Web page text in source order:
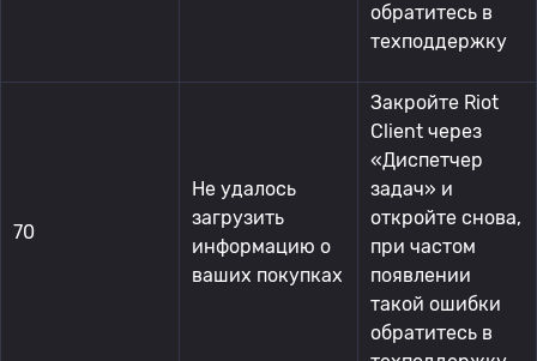
обратитесь в
техподдержку
70
Не удалось
загрузить
информацию о
ваших покупках
Закройте Riot
Client через
«Диспетчер
задач» и
откройте снова,
при частом
появлении
такой ошибки
обратитесь в